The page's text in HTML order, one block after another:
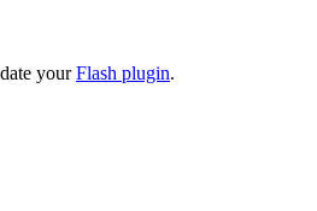
yourFlash plugin.